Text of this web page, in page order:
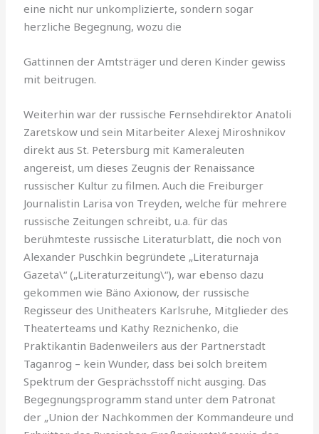
eine nicht nur unkomplizierte, sondern sogar
herzliche Begegnung, wozu die
Gattinnen der Amtsträger und deren Kinder gewiss
mit beitrugen.
Weiterhin war der russische Fernsehdirektor Anatoli
Zaretskow und sein Mitarbeiter Alexej Miroshnikov
direkt aus St. Petersburg mit Kameraleuten
angereist, um dieses Zeugnis der Renaissance
russischer Kultur zu filmen. Auch die Freiburger
Journalistin Larisa von Treyden, welche für mehrere
russische Zeitungen schreibt, u.a. für das
berühmteste russische Literaturblatt, die noch von
Alexander Puschkin begründete „Literaturnaja
Gazeta\“ („Literaturzei­tung\“), war ebenso dazu
gekommen wie Bäno Axionow, der russische
Regisseur des Unitheaters Karlsruhe, Mitglieder des
Theaterteams und Kathy Reznichenko, die
Praktikantin Badenweilers aus der Partnerstadt
Taganrog – kein Wunder, dass bei solch breitem
Spektrum der Gesprächsstoff nicht ausging. Das
Begegnungsprogramm stand unter dem Patronat
der „Union der Nachkommen der Kommandeure und